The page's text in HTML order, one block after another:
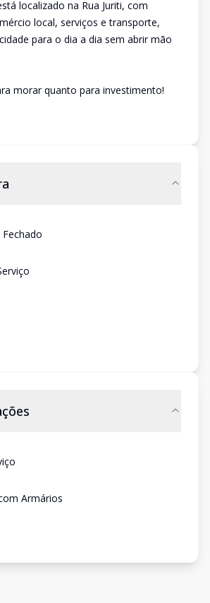
localizado na Rua Juriti, com
local, serviços e transporte,
para o dia a dia sem abrir mão
morar quanto para investimento!
Armários